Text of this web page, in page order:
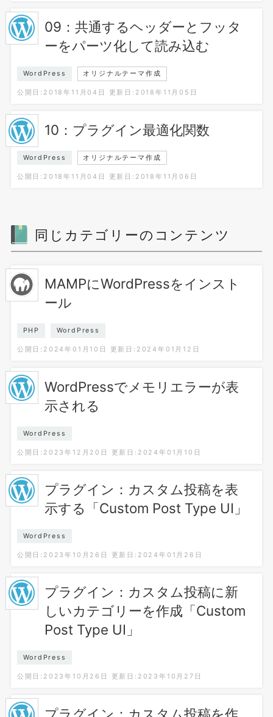
09：共通するヘッダーとフッタ
ーをパーツ化して読み込む
WordPress オリジナルテーマ作成
公開日:2018年11月04日 更新日:2018年11月05日
10：プラグイン最適化関数
WordPress オリジナルテーマ作成
公開日:2018年11月04日 更新日:2018年11月06日
同じカテゴリーのコンテンツ
MAMPにWordPressをインスト
ール
PHP WordPress
公開日:2024年01月10日 更新日:2024年01月12日
WordPressでメモリエラーが表
示される
WordPress
公開日:2023年12月20日 更新日:2024年01月10日
プラグイン：カスタム投稿を表
示する「Custom Post Type UI」
WordPress
公開日:2023年10月26日 更新日:2024年01月26日
プラグイン：カスタム投稿に新
しいカテゴリーを作成「Custom
Post Type UI」
WordPress
公開日:2023年10月26日 更新日:2023年10月27日
プラグイン：カスタム投稿を作